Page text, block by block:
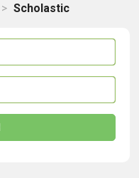
> Scholastic